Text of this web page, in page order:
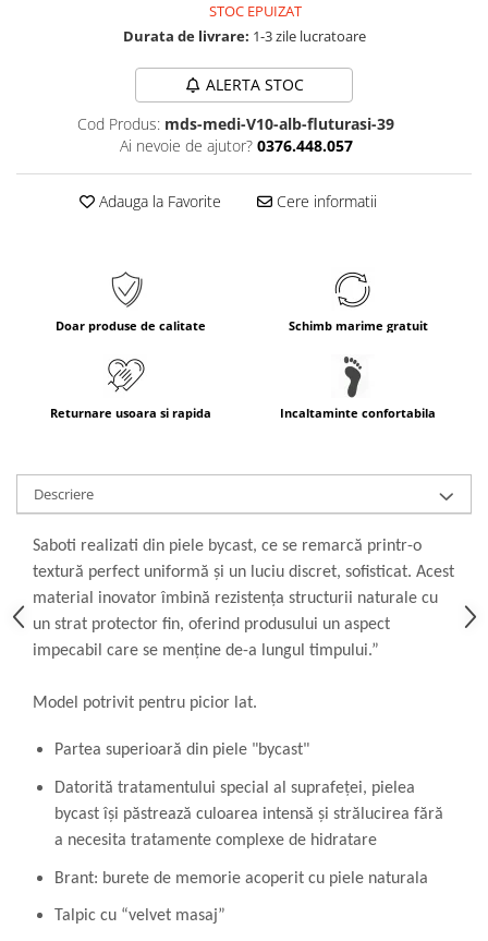
STOC EPUIZAT
Durata de livrare: 1-3 zile lucratoare
ALERTA STOC
Cod Produs: mds-medi-V10-alb-fluturasi-39
Ai nevoie de ajutor? 0376.448.057
Adauga la Favorite Cere informatii
Doar produse de calitate Schimb marime gratuit
Returnare usoara si rapida Incaltaminte confortabila
Descriere
Saboti realizati din piele bycast, ce se remarcă printr-o
textură perfect uniformă și un luciu discret, sofisticat. Acest
material inovator îmbină rezistența structurii naturale cu
un strat protector fin, oferind produsului un aspect
impecabil care se menține de-a lungul timpului.”
Model potrivit pentru picior lat.
Partea superioară din piele "bycast"
Datorită tratamentului special al suprafeței, pielea
bycast își păstrează culoarea intensă și strălucirea fără
a necesita tratamente complexe de hidratare
Brant: burete de memorie acoperit cu piele naturala
Talpic cu “velvet masaj”